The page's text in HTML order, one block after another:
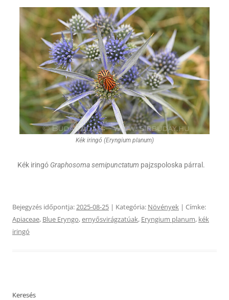
Kék iringó (Eryngium planum)
Kék iringó Graphosoma semipunctatum pajzspoloska párral.
Bejegyzés időpontja:2025-08-25 | Kategória: Növények | Címke:
Apiaceae, Blue Eryngo,ernyősvirágzatúak, Eryngium planum, kék
iringó
Keresés